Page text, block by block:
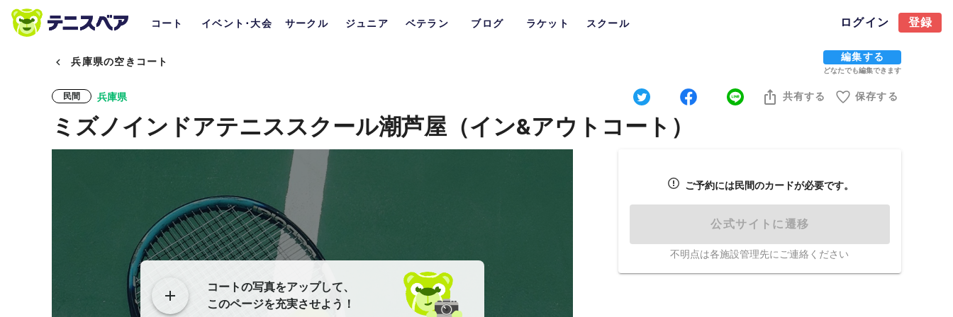
コート イベント･大会 サークル ジュニア ベテラン ブログ ラケット スクール ログイン 登録
兵庫県の空きコート 編集する
どなたでも編集できます
民間 兵庫県 共有する 保存する
ミズノインドアテニススクール潮芦屋（イン&アウトコート）
コートの写真をアップして、
このページを充実させよう！
ご予約には民間のカードが必要です。
公式サイトに遷移
不明点は各施設管理先にご連絡ください